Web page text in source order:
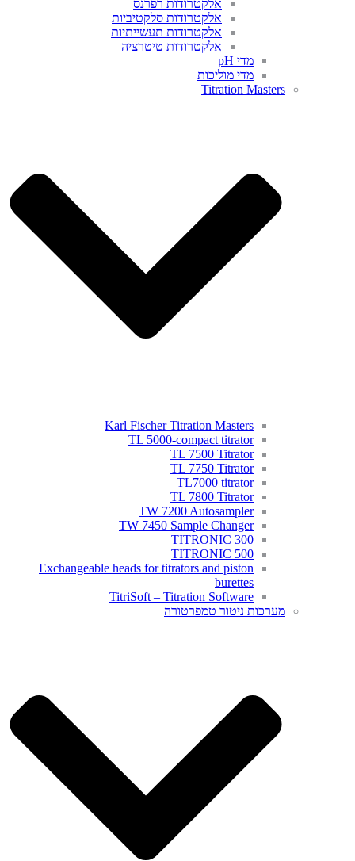
אלקטרודות רפרנס
אלקטרודות סלקטיביות
אלקטרודות תעשייתיות
אלקטרודות טיטרציה
מדי pH
מדי מוליכות
Titration Masters
Karl Fischer Titration Masters
TL 5000-compact titrator
TL 7500 Titrator
TL 7750 Titrator
TL7000 titrator
TL 7800 Titrator
TW 7200 Autosampler
TW 7450 Sample Changer
TITRONIC 300
TITRONIC 500
Exchangeable heads for titrators and piston
burettes
TitriSoft – Titration Software
מערכות ניטור טמפרטורה